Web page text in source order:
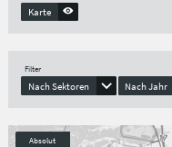
Karte
Filter
Nach Sektoren Nach Jahr
Absolut